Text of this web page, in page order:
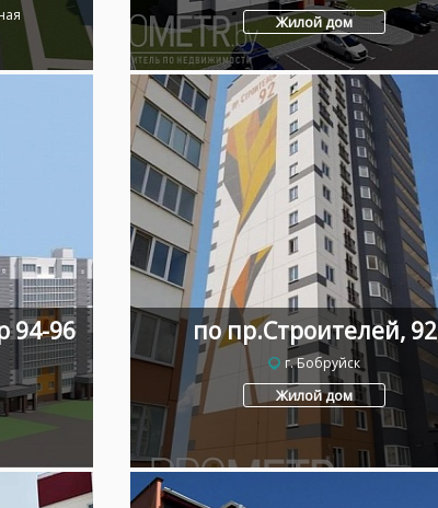
Жилой дом
94-96 по пр.Строителей, 92
г. Бобруйск
Жилой дом